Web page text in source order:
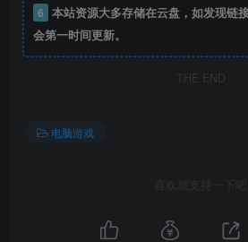
6 本站资源大多存储在云盘，如发现链
会第一时间更新。
THE END
电脑游戏
喜欢就支持一下吧